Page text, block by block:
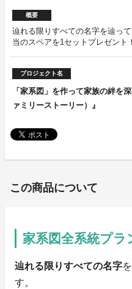
概要
辿れる限りすべての名字を辿っ
当のスペアを1セットプレゼント！
プロジェクト名
「家系図」を作って家族の絆を
ァミリーストーリー）』
この商品について
家系図全系統プラ
辿れる限りすべての名字
す。